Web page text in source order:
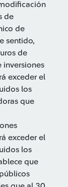
de
de
sentido,
de
inversiones
exceder el
los
que
exceder el
los
que